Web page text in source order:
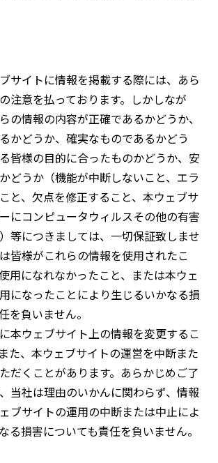
サイトに情報を掲載する際には、あら
注意を払っております。しかしなが
の情報の内容が正確であるかどうか、
かどうか、確実なものであるかどう
皆様の目的に合ったものかどうか、安
どうか（機能が中断しないこと、エラ
と、欠点を修正すること、本ウェブサ
にコンピュータウィルスその他の有害
等につきましては、一切保証致しませ
皆様がこれらの情報を使用されたこ
用になれなかったこと、または本ウェ
になったことにより生じるいかなる損
を負いません。
本ウェブサイト上の情報を変更するこ
た、本ウェブサイトの運営を中断また
だくことがあります。あらかじめご了
当社は理由のいかんに関わらず、情報
ブサイトの運用の中断または中止によ
る損害についても責任を負いません。